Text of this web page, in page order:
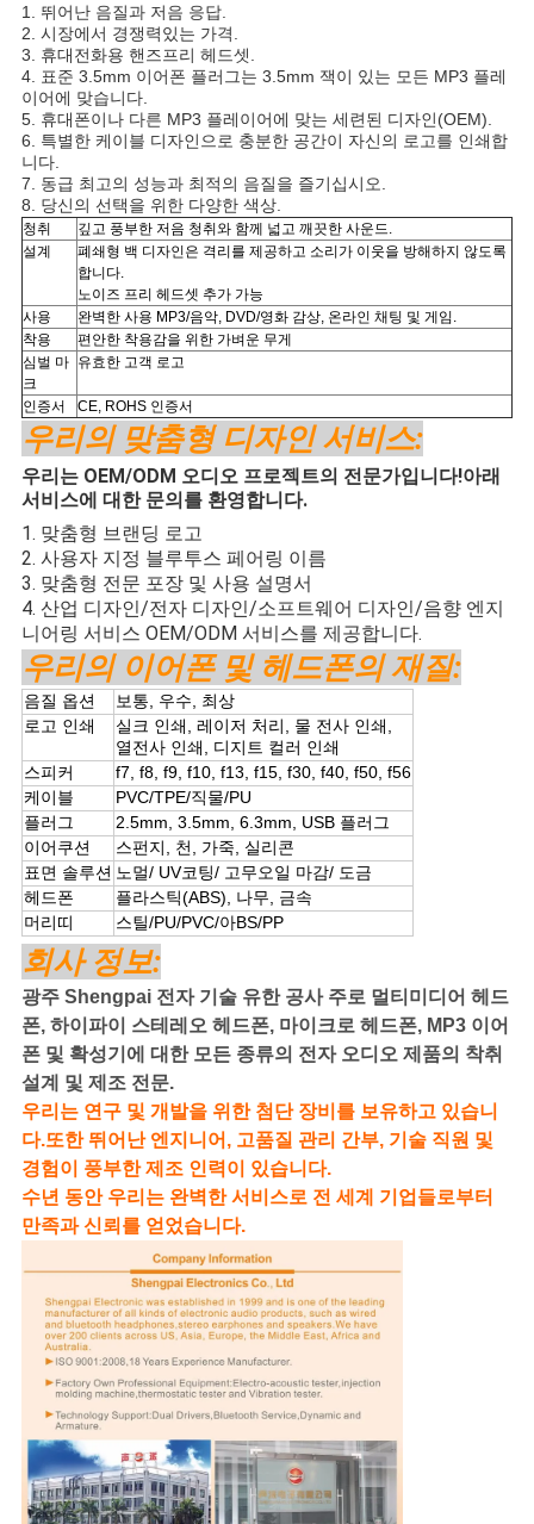
1. 뛰어난 음질과 저음 응답.
2. 시장에서 경쟁력있는 가격.
3. 휴대전화용 핸즈프리 헤드셋.
4. 표준 3.5mm 이어폰 플러그는 3.5mm 잭이 있는 모든 MP3 플레
이어에 맞습니다.
5. 휴대폰이나 다른 MP3 플레이어에 맞는 세련된 디자인(OEM).
6. 특별한 케이블 디자인으로 충분한 공간이 자신의 로고를 인쇄합
니다.
7. 동급 최고의 성능과 최적의 음질을 즐기십시오.
8. 당신의 선택을 위한 다양한 색상.
청취
깊고 풍부한 저음 청취와 함께 넓고 깨끗한 사운드.
설계
폐쇄형 백 디자인은 격리를 제공하고 소리가 이웃을 방해하지 않도록
합니다.
노이즈 프리 헤드셋 추가 가능
사용
완벽한 사용 MP3/음악, DVD/영화 감상, 온라인 채팅 및 게임.
착용
편안한 착용감을 위한 가벼운 무게
심벌 마
크
유효한 고객 로고
인증서 CE, ROHS 인증서
우리의 맞춤형 디자인 서비스:
우리는 OEM/ODM 오디오 프로젝트의 전문가입니다!아래
서비스에 대한 문의를 환영합니다.
1. 맞춤형 브랜딩 로고
2. 사용자 지정 블루투스 페어링 이름
3. 맞춤형 전문 포장 및 사용 설명서
4. 산업 디자인/전자 디자인/소프트웨어 디자인/음향 엔지
니어링 서비스 OEM/ODM 서비스를 제공합니다.
우리의 이어폰 및 헤드폰의 재질:
음질 옵션
보통, 우수, 최상
로고 인쇄
실크 인쇄, 레이저 처리, 물 전사 인쇄,
열전사 인쇄, 디지트 컬러 인쇄
스피커
f7, f8, f9, f10, f13, f15, f30, f40, f50, f56
케이블
PVC/TPE/직물/PU
플러그
2.5mm, 3.5mm, 6.3mm, USB 플러그
이어쿠션
스펀지, 천, 가죽, 실리콘
표면 솔루션 노멀/ UV코팅/ 고무오일 마감/ 도금
헤드폰
플라스틱(ABS), 나무, 금속
머리띠
스틸/PU/PVC/아BS/PP
회사 정보:
광주 Shengpai 전자 기술 유한 공사 주로 멀티미디어 헤드
폰, 하이파이 스테레오 헤드폰, 마이크로 헤드폰, MP3 이어
폰 및 확성기에 대한 모든 종류의 전자 오디오 제품의 착취
설계 및 제조 전문.
우리는 연구 및 개발을 위한 첨단 장비를 보유하고 있습니
다.또한 뛰어난 엔지니어, 고품질 관리 간부, 기술 직원 및
경험이 풍부한 제조 인력이 있습니다.
수년 동안 우리는 완벽한 서비스로 전 세계 기업들로부터
만족과 신뢰를 얻었습니다.